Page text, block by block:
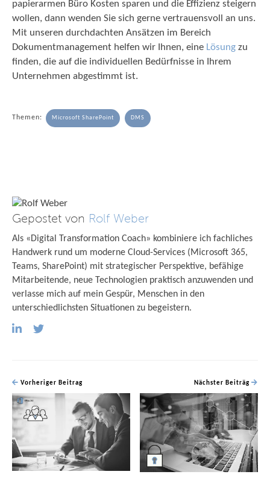
papierarmen Büro Kosten sparen und die Effizienz steigern
wollen, dann wenden Sie sich gerne vertrauensvoll an uns.
Mit unseren durchdachten Ansätzen im Bereich
Dokumentmanagement helfen wir Ihnen, eine Lösung zu
finden, die auf die individuellen Bedürfnisse in Ihrem
Unternehmen abgestimmt ist.
Themen: Microsoft SharePoint DMS
Gepostet von Rolf Weber
Als «Digital Transformation Coach» kombiniere ich fachliches
Handwerk rund um moderne Cloud-Services (Microsoft 365,
Teams, SharePoint) mit strategischer Perspektive, befähige
Mitarbeitende, neue Technologien praktisch anzuwenden und
verlasse mich auf mein Gespür, Menschen in den
unterschiedlichsten Situationen zu begeistern.
Vorheriger Beitrag Nächster Beiträg